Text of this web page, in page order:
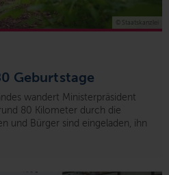
Geburtstage
wandert Ministerpräsident
80 Kilometer durch die
und Bürger sind eingeladen, ihn
© Staatskanzlei